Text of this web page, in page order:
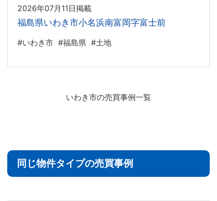
2026年07月11日掲載
福島県いわき市小名浜南富岡字富士前
#いわき市 #福島県 #土地
いわき市の売買事例一覧
同じ物件タイプの売買事例